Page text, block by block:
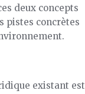
deux concepts
pistes concrètes
existant est